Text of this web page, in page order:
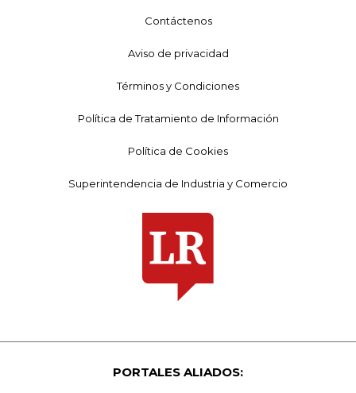
Contáctenos
Aviso de privacidad
Términos y Condiciones
Política de Tratamiento de Información
Política de Cookies
Superintendencia de Industria y Comercio
PORTALES ALIADOS: